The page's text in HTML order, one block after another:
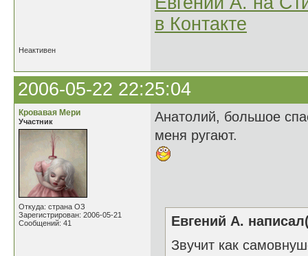
в Контакте
Неактивен
2006-05-22 22:25:04
Кровавая Мери
Участник
Откуда: страна ОЗ
Зарегистрирован: 2006-05-21
Сообщений: 41
Анатолий, большое
меня ругают.
Евгений А.
Звучит как